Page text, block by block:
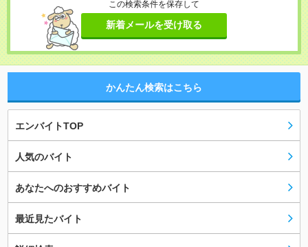
この検索条件を保存して
新着メールを受け取る
かんたん検索はこちら
エンバイトTOP
人気のバイト
あなたへのおすすめバイト
最近見たバイト